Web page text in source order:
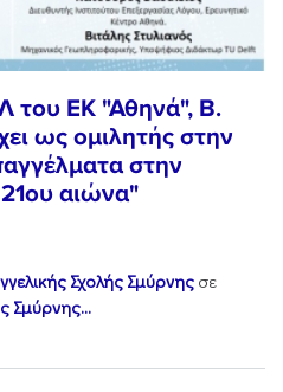
του ΕΚ "Αθηνά", Β.
ως ομιλητής στην
στην
αιώνα"
Σχολής Σμύρνης σε
Σμύρνης...